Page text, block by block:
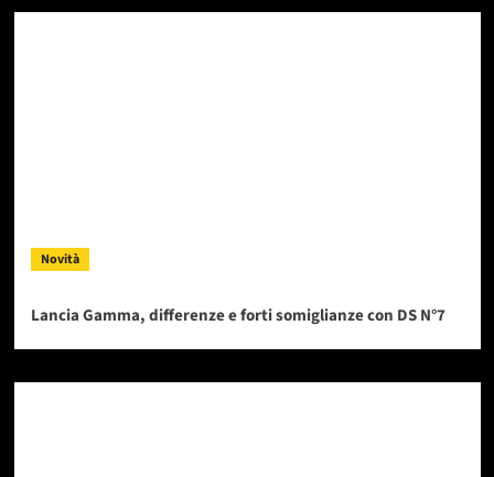
Novità
Lancia Gamma, differenze e forti somiglianze con DS N°7